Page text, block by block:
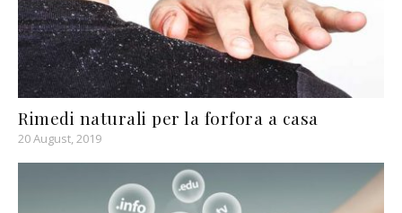
Rimedi naturali per la forfora a casa
20 August, 2019